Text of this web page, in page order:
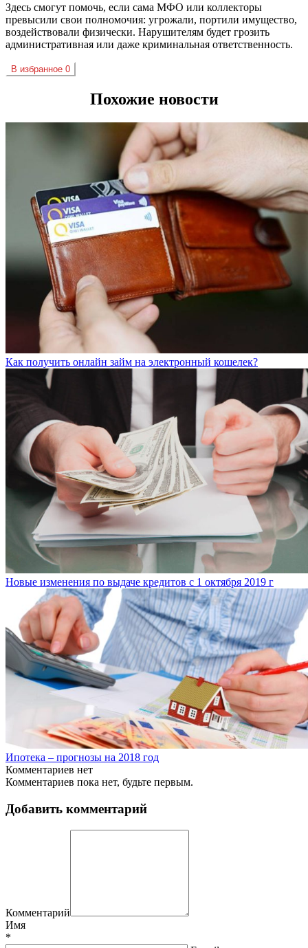
Здесь смогут помочь, если сама МФО или коллекторы
превысили свои полномочия: угрожали, портили имущество,
воздействовали физически. Нарушителям будет грозить
административная или даже криминальная ответственность.
В избранное 0
Похожие новости
Как получить онлайн займ на электронный кошелек?
Новые изменения по выдаче кредитов с 1 октября 2019 г
Ипотека – прогнозы на 2018 год
Комментариев нет
Комментариев пока нет, будьте первым.
Добавить комментарий
Комментарий
Имя
*